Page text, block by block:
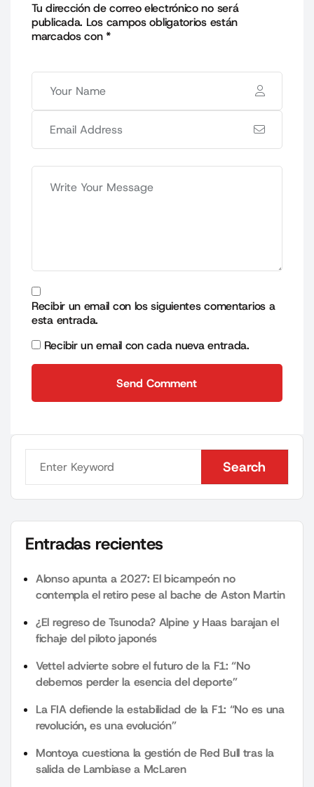
Tu dirección de correo electrónico no será
publicada. Los campos obligatorios están
marcados con*
Recibir un email con los siguientes comentarios a
esta entrada.
Recibir un email con cada nueva entrada.
Send Comment
Search
Search
Entradas recientes
Alonso apunta a 2027: El bicampeón no
contempla el retiro pese al bache de Aston Martin
¿El regreso de Tsunoda? Alpine y Haas barajan el
fichaje del piloto japonés
Vettel advierte sobre el futuro de la F1: “No
debemos perder la esencia del deporte”
La FIA defiende la estabilidad de la F1: “No es una
revolución, es una evolución”
Montoya cuestiona la gestión de Red Bull tras la
salida de Lambiase a McLaren